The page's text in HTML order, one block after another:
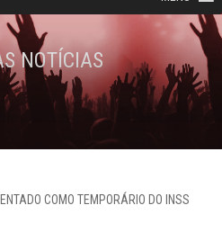
NOTÍCIAS
COMO TEMPORÁRIO DO INSS